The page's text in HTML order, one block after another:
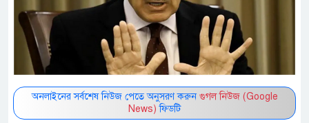
অনলাইনের সর্বশেষ নিউজ পেতে অনুসরণ করুন গুগল নিউজ (Google
News) ফিডটি